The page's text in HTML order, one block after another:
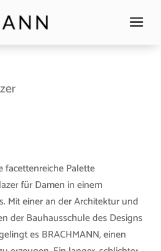
a
facettenreiche Palette
für Damen in einem
Mit einer an der Architektur und
der Bauhausschule des Designs
es BRACHMANN, einen